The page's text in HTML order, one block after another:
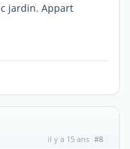
jardin. Appart
il y a 15 ans #8